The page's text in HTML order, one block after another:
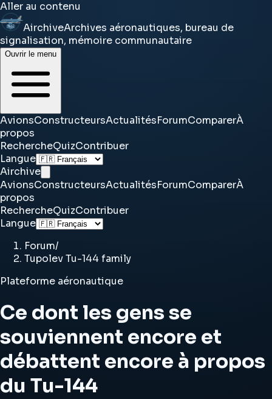
Aller au contenu
AirchiveArchives aéronautiques, bureau de
signalisation, mémoire communautaire
Ouvrir le menu
AvionsConstructeursActualitésForumComparerÀ
propos
RechercheQuizContribuer
Langue
Airchive
AvionsConstructeursActualitésForumComparerÀ
propos
RechercheQuizContribuer
Langue
Forum/
Tupolev Tu-144 family
Plateforme aéronautique
Ce dont les gens se
souviennent encore et
débattent encore à propos
du Tu-144